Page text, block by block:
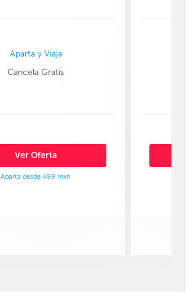
Aparta y Viaja
Cancela Gratis
Ver Oferta
Aparta desde 499 mxn